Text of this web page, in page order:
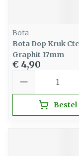
Bota
Bota Dop Kruk Ctc
Graphit 17mm
€ 4,90
Bestel